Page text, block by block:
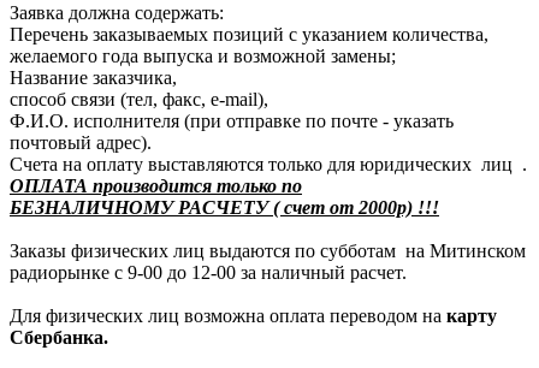
Заявка должна содержать:
Перечень заказываемых позиций с указанием количества,
желаемого года выпуска и возможной замены;
Название заказчика,
способ связи (тел, факс, e-mail),
Ф.И.О. исполнителя (при отправке по почте - указать
почтовый адрес).
Счета на оплату выставляются только для юридических лиц .
ОПЛАТА производится только по
БЕЗНАЛИЧНОМУ РАСЧЕТУ ( счет от 2000р) !!!
Заказы физических лиц выдаются по субботам на Митинском
радиорынке с 9-00 до 12-00 за наличный расчет.
Для физических лиц возможна оплата переводом на карту
Сбербанка.